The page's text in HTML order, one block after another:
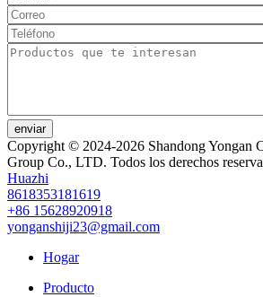
enviar
Copyright © 2024-2026 Shandong Yongan
Group Co., LTD. Todos los derechos
Huazhi
8618353181619
+86 15628920918
yonganshiji23@gmail.com
Hogar
Producto